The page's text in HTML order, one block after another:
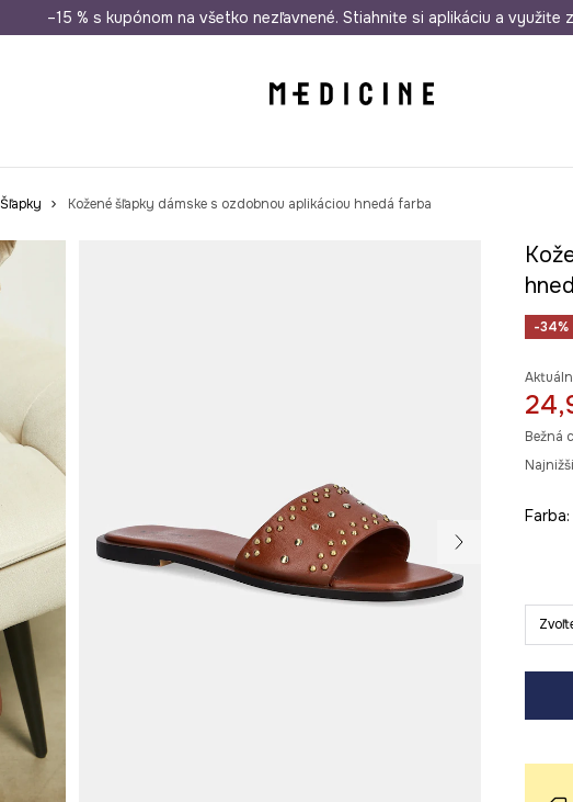
Doprava zadarmo od 50 € Odoslanie aj do 24 hodín 30 dní
–15 % s kupónom na všetko nezľavnené. Stiahnite si aplikáciu a využite
Šľapky Kožené šľapky dámske s ozdobnou aplikáciou hnedá farba
-34%
Bežná
Farba: